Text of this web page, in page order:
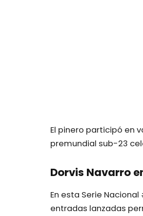
El pinero participó en
premundial sub-23
Dorvis Navarro
En esta Serie
entradas lanzadas